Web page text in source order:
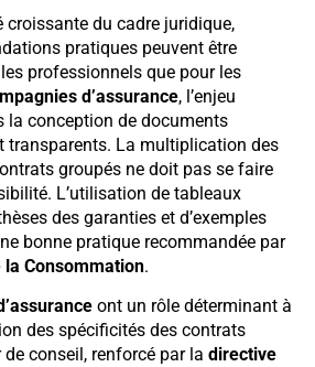
croissante du cadre juridique,
pratiques peuvent être
professionnels que pour les
d’assurance, l’enjeu
la conception de documents
transparents. La multiplication des
groupés ne doit pas se faire
L’utilisation de tableaux
des garanties et d’exemples
bonne pratique recommandée par
Consommation.
ont un rôle déterminant à
des spécificités des contrats
conseil, renforcé par la directive